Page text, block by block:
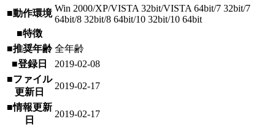
■動作環境 Win 2000/XP/VISTA 32bit/VISTA 64bit/7 32bit/7
64bit/8 32bit/8 64bit/10 32bit/10 64bit
■特徴
■推奨年齢 全年齢
■登録日
2019-02-08
■ファイル
更新日
2019-02-17
■情報更新
日
2019-02-17